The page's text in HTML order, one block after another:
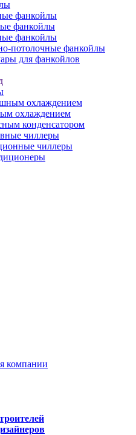
фанкойлы
фанкойлы
фанкойлы
потолочные фанкойлы
для фанкойлов
охлаждением
охлаждением
конденсатором
чиллеры
чиллеры
компании